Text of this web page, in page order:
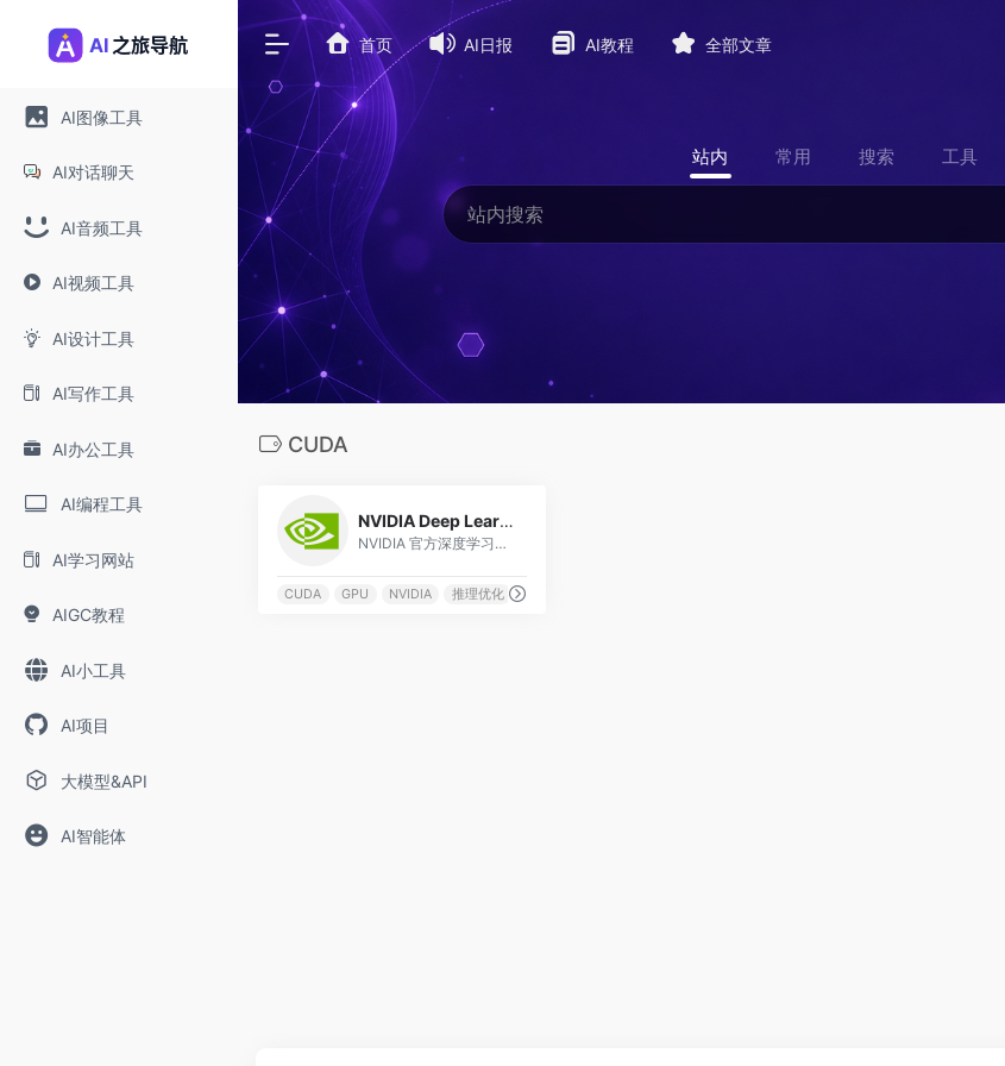
AI图像工具
AI对话聊天
AI音频工具
AI视频工具
AI设计工具
AI写作工具
AI办公工具
AI编程工具
AI学习网站
AIGC教程
AI小工具
AI项目
大模型&API
AI智能体
首页 AI日报 AI教程 全部文章
站内 常用 搜索 工具
CUDA
NVIDIA Deep Learning Institute (DLI)
NVIDIA 官方深度学习培训平台，提供 GPU 加速 ML、CUDA 编程、LLM 推理优化等自定进度课程，含实战环境和证书。
CUDA GPU NVIDIA 推理优化